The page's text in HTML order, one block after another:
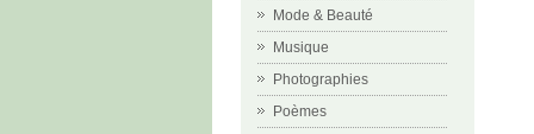
Mode & Beauté
Musique
Photographies
Poèmes